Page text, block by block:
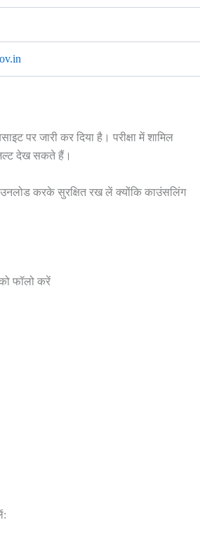
पर जारी कर दिया है। परीक्षा में शामिल
देख सकते हैं।
करके सुरक्षित रख लें क्योंकि काउंसलिंग
फॉलो करें